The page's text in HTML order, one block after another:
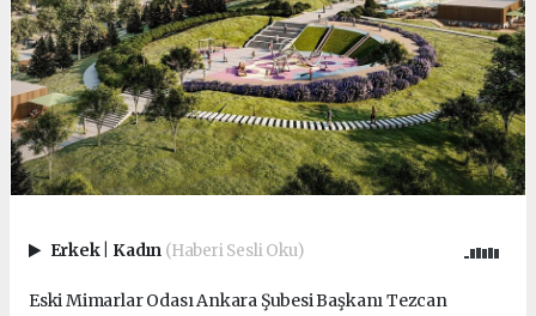
Erkek Kadın (Haberi Sesli Oku)
Eski Mimarlar Odası Ankara Şubesi Başkanı Tezcan